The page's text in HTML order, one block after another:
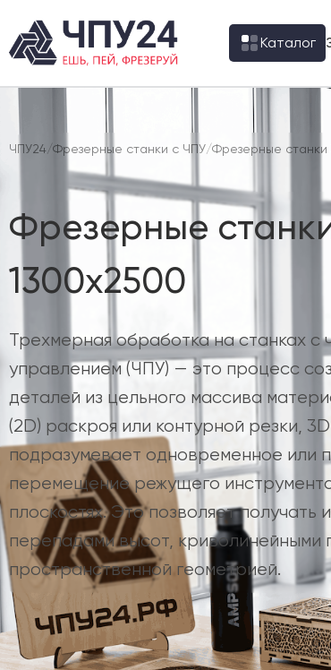
Каталог
ЧПУ24/Фрезерные станки с ЧПУ/Фрезерные станки
Фрезерные
1300х2500
Трехмерная обработка на станках
управлением (ЧПУ) — это процесс
деталей из цельного массива
(2D) раскроя или контурной резки,
подразумевает одновременное или
перемещение режущего
плоскостях. Это позволяет получать
перепадами высот, криволинейными
пространственной геометрией.